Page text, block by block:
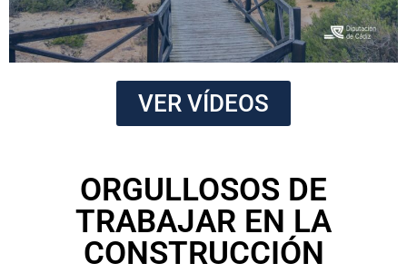
VER VÍDEOS
ORGULLOSOS DE
TRABAJAR EN LA
CONSTRUCCIÓN